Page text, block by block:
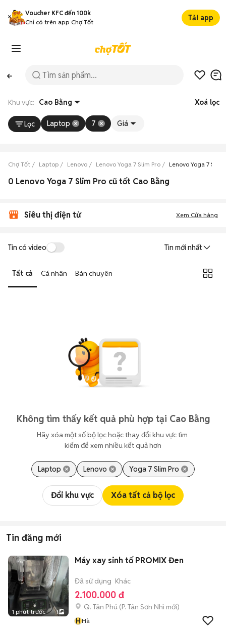
Voucher KFC đến 100k
Chỉ có trên app Chợ Tốt
Tải app
Khu vực: Cao Bằng Xoá lọc
Lọc Laptop 7 Giá
Chợ Tốt Laptop Lenovo Lenovo Yoga 7 Slim Pro Lenovo Yoga 7 Slim
0 Lenovo Yoga 7 Slim Pro cũ tốt Cao Bằng
Siêu thị điện tử Xem Cửa hàng
Tin có video Tin mới nhất
Tất cả Cá nhân Bán chuyên
Không tìm thấy kết quả phù hợp tại Cao Bằng
Hãy xóa một số bộ lọc hoặc thay đổi khu vực tìm
kiếm để xem nhiều kết quả hơn
Laptop Lenovo Yoga 7 Slim Pro
Đổi khu vực Xóa tất cả bộ lọc
Tin đăng mới
1 phút trước 1
Máy xay sinh tố PROMIX Đen
Đã sử dụng Khác
2.100.000 đ
Q. Tân Phú (P. Tân Sơn Nhì mới)
HHà